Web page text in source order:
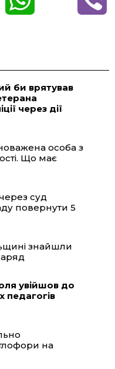
t
A
p
би врятував
через дії
особа з
Що має
суд
повернути 5
знайшли
увійшов до
на